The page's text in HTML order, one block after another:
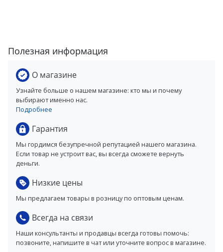
Полезная информация
О магазине
Узнайте больше о нашем магазине: кто мы и почему
выбирают именно нас.
Подробнее
Гарантия
Мы гордимся безупречной репутацией нашего магазина.
Если товар не устроит вас, вы всегда сможете вернуть
деньги.
Низкие цены
Мы предлагаем товары в розницу по оптовым ценам.
Всегда на связи
Наши консультанты и продавцы всегда готовы помочь:
позвоните, напишите в чат или уточните вопрос в магазине.